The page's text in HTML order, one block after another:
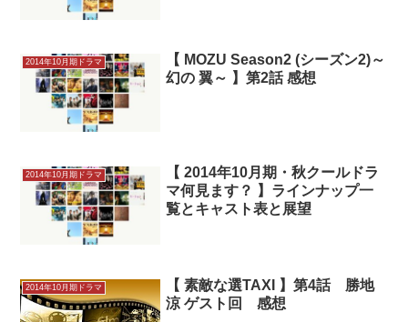
2014年10月期ドラマ
【 MOZU Season2 (シーズン2)～
幻の 翼～ 】第2話 感想
2014年10月期ドラマ
【 2014年10月期・秋クールドラ
マ何見ます？ 】ラインナップ一
覧とキャスト表と展望
2014年10月期ドラマ
【 素敵な選TAXI 】第4話 勝地
涼 ゲスト回 感想